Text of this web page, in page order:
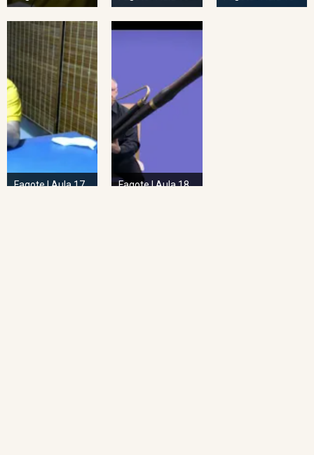
Fagote | Aula 17 Fagote | Aula 18